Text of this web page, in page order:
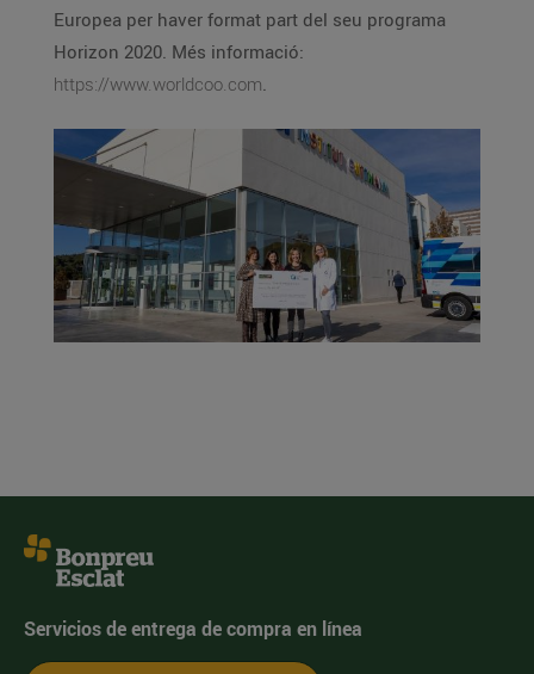
Europea per haver format part del seu programa
Horizon 2020. Més informació:
https://www.worldcoo.com.
Servicios de entrega de compra en línea